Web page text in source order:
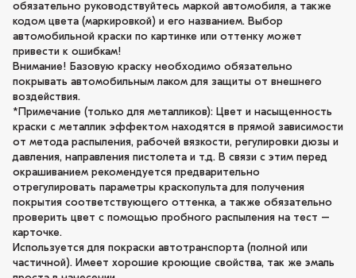
обязательно руководствуйтесь маркой автомобиля, а также
кодом цвета (маркировкой) и его названием. Выбор
автомобильной краски по картинке или оттенку может
привести к ошибкам!
Внимание! Базовую краску необходимо обязательно
покрывать автомобильным лаком для защиты от внешнего
воздействия.
*Примечание (только для металликов): Цвет и насыщенность
краски с металлик эффектом находятся в прямой зависимости
от метода распыления, рабочей вязкости, регулировки дюзы и
давления, направления пистолета и т.д. В связи с этим перед
окрашиванием рекомендуется предварительно
отрегулировать параметры краскопульта для получения
покрытия соответствующего оттенка, а также обязательно
проверить цвет с помощью пробного распыления на тест –
карточке.
Используется для покраски автотранспорта (полной или
частичной). Имеет хорошие кроющие свойства, так же эмаль